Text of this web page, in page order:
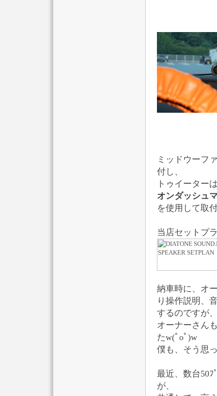
ミッドウーフ
付し、
トゥイーター
オンダッシュ
を使用して取
当店セットプ
納車時に、オ
り操作説明、
するのですが
オーナーさん
たw(ﾟoﾟ)w
僕も、そう思
最近、数台50
が、